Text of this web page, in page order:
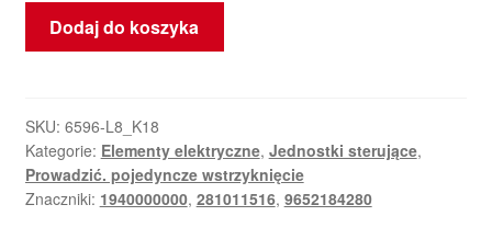
ilość
ECU
2.2
HDI
0281011516
9652184280
Dodaj do koszyka
SKU: 6596-L8_K18
Kategorie: Elementy elektryczne, Jednostki sterujące,
Prowadzić. pojedyncze wstrzyknięcie
Znaczniki: 1940000000, 281011516, 9652184280